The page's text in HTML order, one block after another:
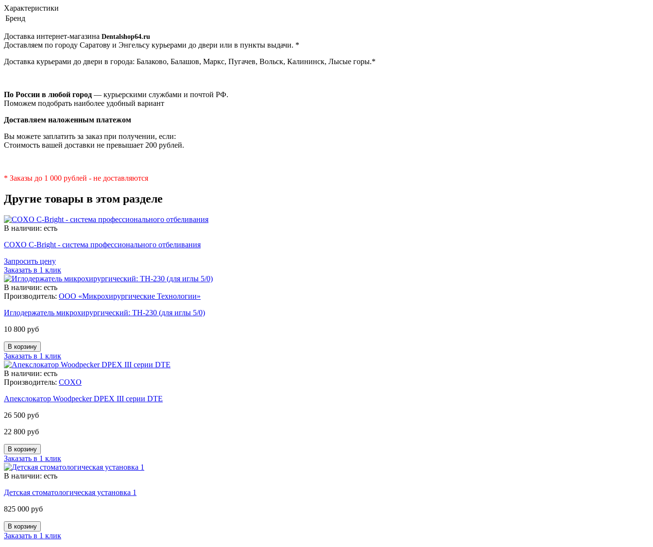
Характеристики
Бренд
Доставка интернет-магазина Dentalshop64.ru
Доставляем по городу Саратову и Энгельсу курьерами до двери или в пункты выдачи. *
Доставка курьерами до двери в города: Балаково, Балашов, Маркс, Пугачев, Вольск, Калининск, Лысые горы.*
По России в любой город — курьерскими службами и почтой РФ.
Поможем подобрать наиболее удобный вариант
Доставляем наложенным платежом
Вы можете заплатить за заказ при получении, если:
Стоимость вашей доставки не превышает 200 рублей.
* Заказы до 1 000 рублей - не доставляются
Другие товары в этом разделе
В наличии: есть
COXO C-Bright - система профессионального отбеливания
Запросить цену
Заказать в 1 клик
В наличии: есть
Производитель: ООО «Микрохирургические Технологии»
Иглодержатель микрохирургический: TH-230 (для иглы 5/0)
10 800 руб
Заказать в 1 клик
В наличии: есть
Производитель: COXO
Апекслокатор Woodpecker DPEX III серии DTE
26 500 руб
22 800 руб
Заказать в 1 клик
В наличии: есть
Детская стоматологическая установка 1
825 000 руб
Заказать в 1 клик